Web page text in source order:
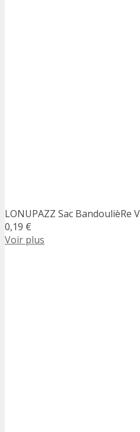
LONUPAZZ Sac BandoulièRe
0,19 €
Voir plus